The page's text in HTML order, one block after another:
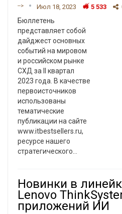
--> Июл 18, 2023 5 533
Бюллетень
представляет собой
дайджест основных
событий на мировом
и российском рынке
СХД за II квартал
2023 года. В качестве
первоисточников
использованы
тематические
публикации на сайте
www.itbestsellers.ru,
ресурсе нашего
стратегического…
Новинки в
Lenovo
приложений ИИ